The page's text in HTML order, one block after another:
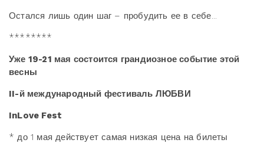
Остался лишь один шаг – пробудить ее в себе...
********
Уже 19-21 мая состоится грандиозное событие этой
весны
II-й международный фестиваль ЛЮБВИ
InLove Fest
* до 1 мая действует самая низкая цена на билеты